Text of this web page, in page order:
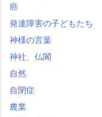
癌
発達障害の子どもたち
神様の言葉
神社、仏閣
自然
自閉症
農業